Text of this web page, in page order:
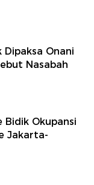
Dipaksa Onani
Nasabah
Bidik Okupansi
Jakarta-